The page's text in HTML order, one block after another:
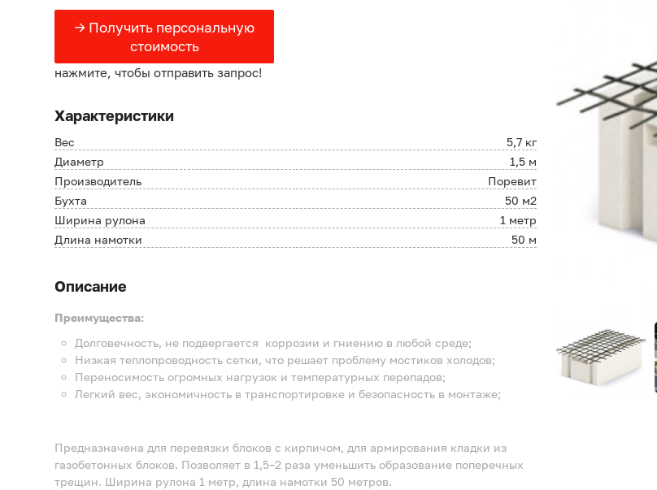
→ Получить персональную
стоимость
нажмите, чтобы отправить запрос!
Характеристики
Вес
5,7 кг
Диаметр
1,5 м
Производитель
Поревит
Бухта
50 м2
Ширина рулона
1 метр
Длина намотки
50 м
Описание
Преимущества:
Долговечность, не подвергается коррозии и гниению в любой среде;
Низкая теплопроводность сетки, что решает проблему мостиков холодов;
Переносимость огромных нагрузок и температурных перепадов;
Легкий вес, экономичность в транспортировке и безопасность в монтаже;
Предназначена для перевязки блоков с кирпичом, для армирования кладки из
газобетонных блоков. Позволяет в 1,5–2 раза уменьшить образование поперечных
трещин. Ширина рулона 1 метр, длина намотки 50 метров.